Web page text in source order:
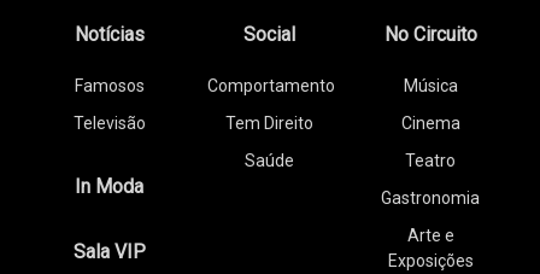
Notícias
Famosos
Televisão
In Moda
Sala VIP
Social
Comportamento
Tem Direito
Saúde
No Circuito
Música
Cinema
Teatro
Gastronomia
Arte e
Exposições